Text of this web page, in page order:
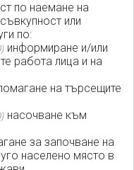
по наемане на
или
по:
информиране и/или
работа лица и на
на търсещите
насочване към
за започване на
населено място в